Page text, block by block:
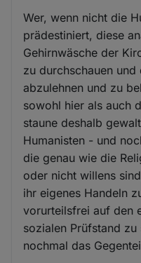
Wer, wenn nicht die
prädestiniert, diese
Gehirnwäsche der
zu durchschauen und
abzulehnen und zu
sowohl hier als auch
staune deshalb
Humanisten - und
die genau wie die
oder nicht willens
ihr eigenes Handeln
vorurteilsfrei auf den
sozialen Prüfstand
nochmal das